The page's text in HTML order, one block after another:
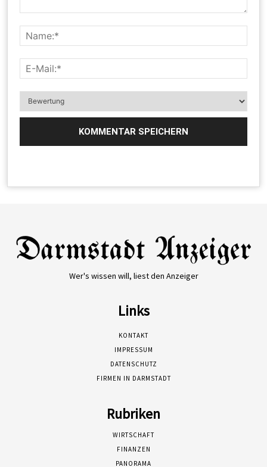
Wer's wissen will, liest den Anzeiger
Links
KONTAKT
IMPRESSUM
DATENSCHUTZ
FIRMEN IN DARMSTADT
Rubriken
WIRTSCHAFT
FINANZEN
PANORAMA